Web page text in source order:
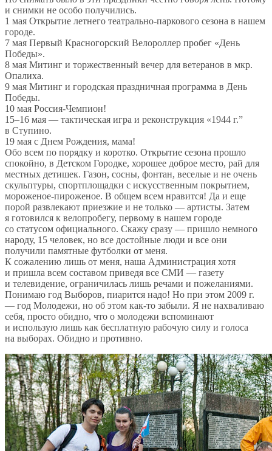
и снимки не особо получились.
1 мая Открытие летнего театрально-паркового сезона в нашем
городе.
7 мая Первый Красногорский Велороллер пробег «День
Победы».
8 мая Митинг и торжественный вечер для ветеранов в мкр.
Опалиха.
9 мая Митинг и городская праздничная программа в День
Победы.
10 мая Россия-Чемпион!
15–16 мая — тактическая игра и реконструкция «1944 г.”
в Ступино.
19 мая с Днем Рождения, мама!
Обо всем по порядку и коротко. Открытие сезона прошло
спокойно, в Детском Городке, хорошее доброе место, рай для
местных детишек. Газон, сосны, фонтан, веселые и не очень
скульптуры, спортплощадки с искусственным покрытием,
мороженое-пироженое. В общем всем нравится! Да и еще
порой развлекают приезжие и не только — артисты. Затем
я готовился к велопробегу, первому в нашем городе
со статусом официального. Скажу сразу — пришло немного
народу, 15 человек, но все достойные люди и все они
получили памятные футболки от меня.
К сожалению лишь от меня, наша Администрация хотя
и пришла всем составом приведя все СМИ — газету
и телевидение, ограничилась лишь речами и пожеланиями.
Понимаю год Выборов, пиарится надо! Но при этом 2009 г.
— год Молодежи, но об этом как-то забыли. Я не нахваливаю
себя, просто обидно, что о молодежи вспоминают
и использую лишь как бесплатную рабочую силу и голоса
на выборах. Обидно и противно.